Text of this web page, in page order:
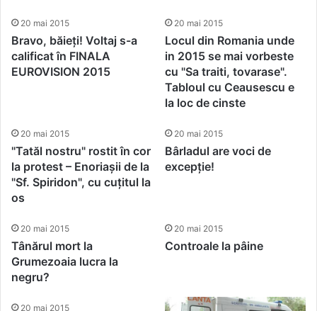
20 mai 2015
Bravo, băieți! Voltaj s-a
calificat în FINALA
EUROVISION 2015
20 mai 2015
Locul din Romania unde
in 2015 se mai vorbeste
cu "Sa traiti, tovarase".
Tabloul cu Ceausescu e
la loc de cinste
20 mai 2015
"Tatăl nostru" rostit în cor
la protest – Enoriașii de la
"Sf. Spiridon", cu cuțitul la
os
20 mai 2015
Bârladul are voci de
excepție!
20 mai 2015
Tânărul mort la
Grumezoaia lucra la
negru?
20 mai 2015
Controale la pâine
20 mai 2015